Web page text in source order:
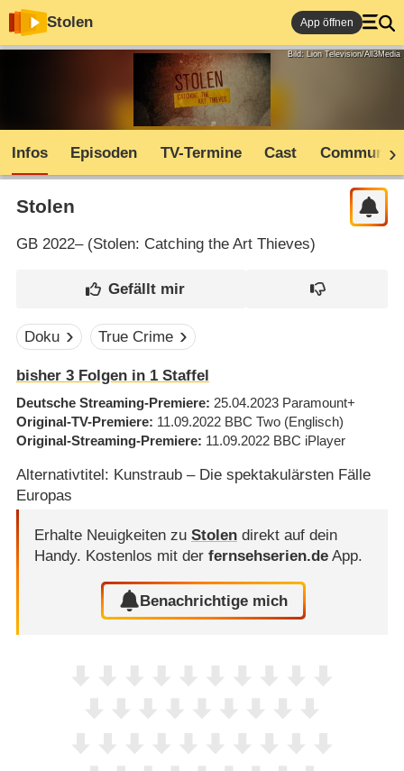
Stolen App öffnen
Bild: Lion Television/All3Media
Infos Episoden TV-Termine Cast Community
Stolen
GB2022– (Stolen: Catching the Art Thieves)
Doku True Crime
bisher 3Folgen in 1Staffel
Deutsche Streaming-Premiere 25.04.2023 Paramount+
Original-TV-Premiere 11.09.2022 BBC Two (Englisch)
Original-Streaming-Premiere 11.09.2022 BBC iPlayer
Alternativtitel: Kunstraub – Die spektakulärsten Fälle
Europas
Erhalte Neuigkeiten zu Stolendirekt auf dein
Handy. Kostenlos mit der fernsehserien.deApp.
Benachrichtige mich